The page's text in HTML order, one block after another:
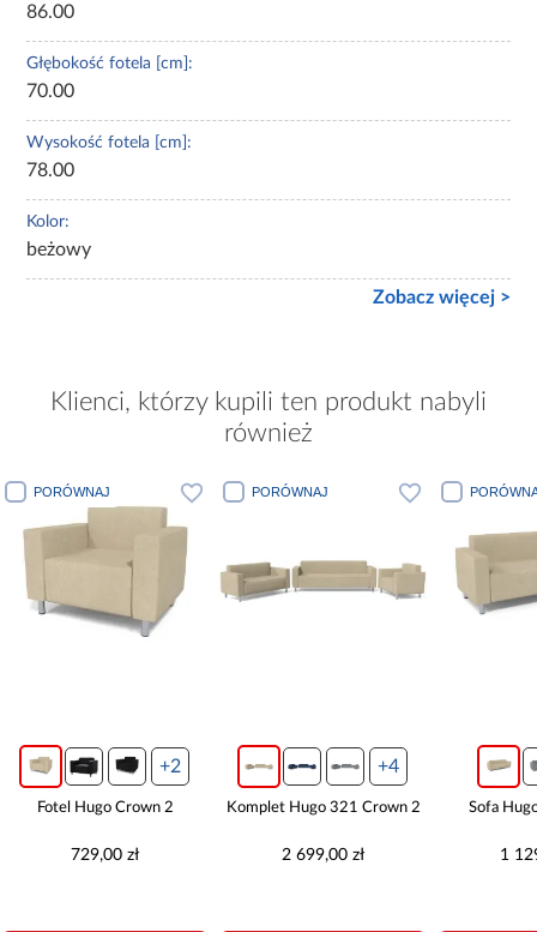
86.00
Głębokość fotela [cm]:
70.00
Wysokość fotela [cm]:
78.00
Kolor:
beżowy
Zobacz więcej >
Klienci, którzy kupili ten produkt nabyli
również
PORÓWNAJ
+2
Fotel Hugo Crown 2
729,00 zł
PORÓWNAJ
+4
Komplet Hugo 321 Crown 2
2 699,00 zł
Sofa
1